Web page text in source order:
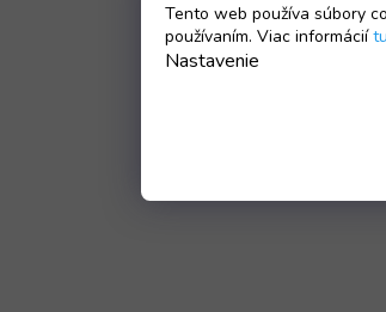
Tento web používa súbory
používaním. Viac informáciítu
Nastavenie